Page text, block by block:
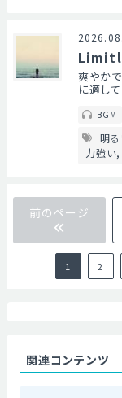
爽やか
に適して
BGM
明
力強い
前のページ
1 2
関連コンテンツ